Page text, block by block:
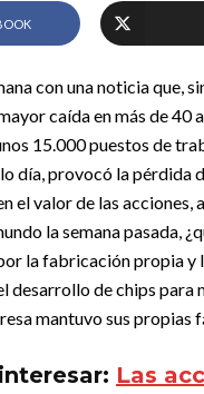
con una noticia que,
caída en más de 40
15.000 puestos de
día, provocó la pérdida
el valor de las acciones,
la semana pasada,
la fabricación propia y
desarrollo de chips
mantuvo sus
Las